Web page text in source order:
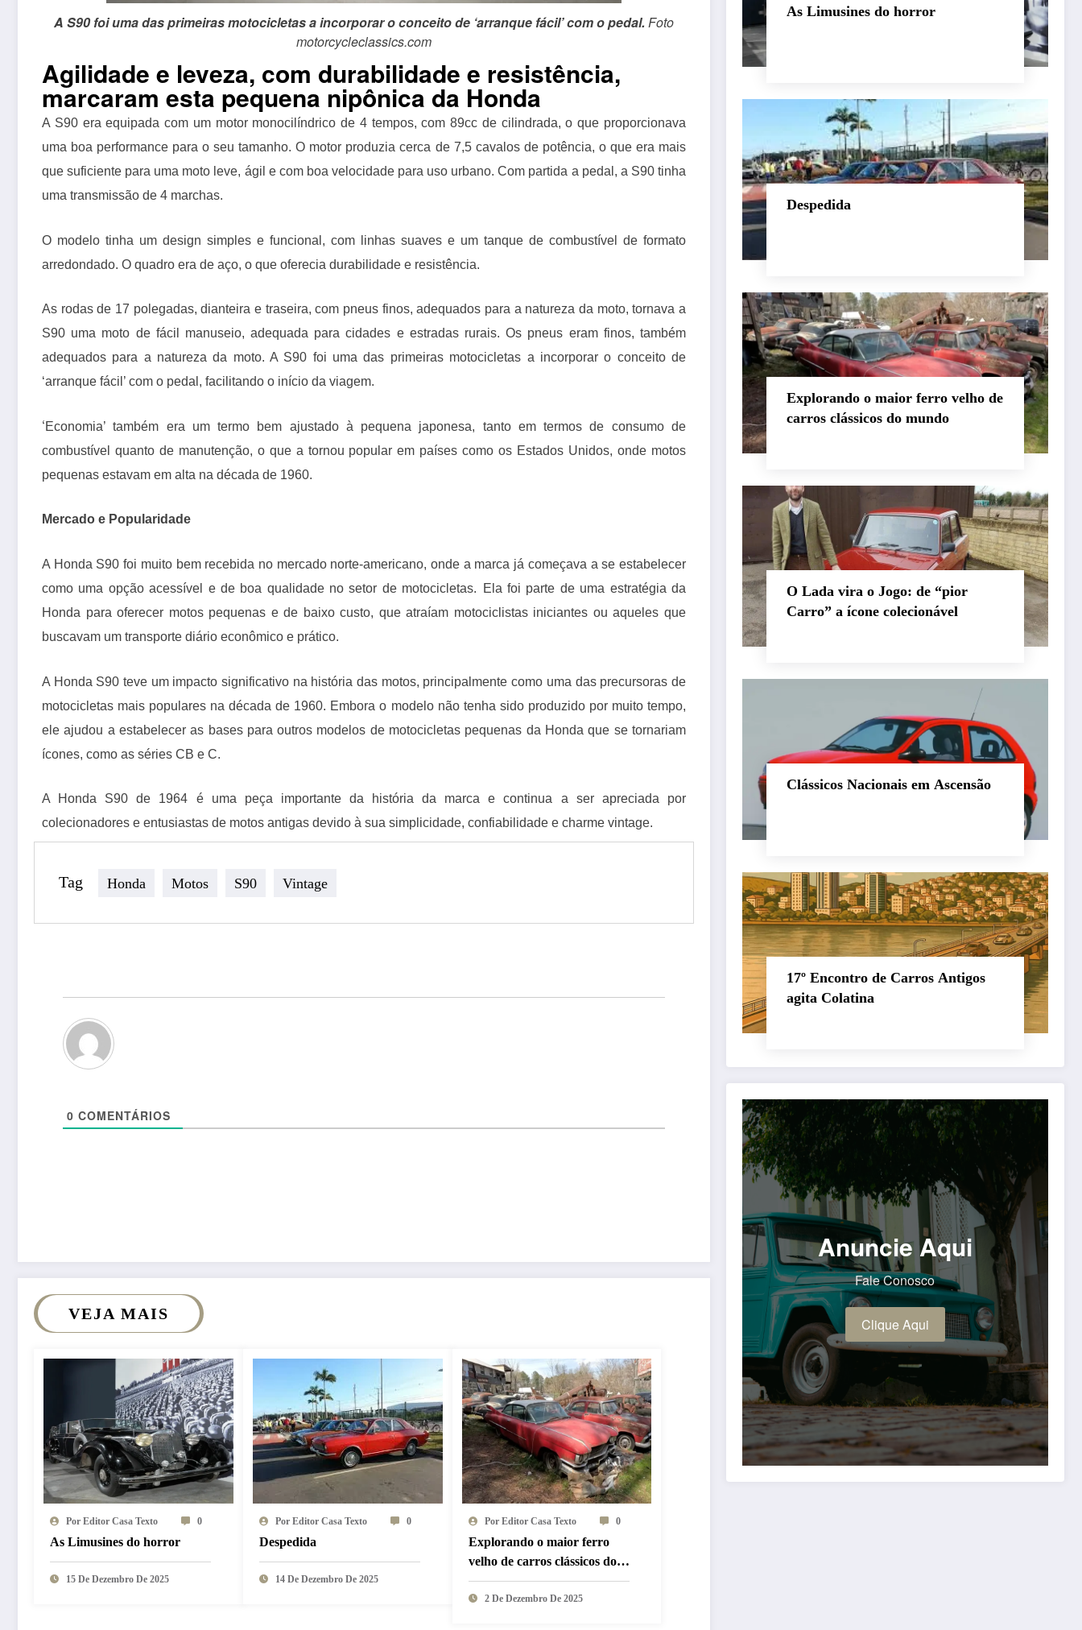
A S90 foi uma das primeiras motocicletas a incorporar o conceito de ‘arranque fácil’ com o pedal. Foto
motorcycleclassics.com
Agilidade e leveza, com durabilidade e resistência,
marcaram esta pequena nipônica da Honda
A S90 era equipada com um motor monocilíndrico de 4 tempos, com 89cc de cilindrada, o que proporcionava
uma boa performance para o seu tamanho. O motor produzia cerca de 7,5 cavalos de potência, o que era mais
que suficiente para uma moto leve, ágil e com boa velocidade para uso urbano. Com partida a pedal, a S90 tinha
uma transmissão de 4 marchas.
O modelo tinha um design simples e funcional, com linhas suaves e um tanque de combustível de formato
arredondado. O quadro era de aço, o que oferecia durabilidade e resistência.
As rodas de 17 polegadas, dianteira e traseira, com pneus finos, adequados para a natureza da moto, tornava a
S90 uma moto de fácil manuseio, adequada para cidades e estradas rurais. Os pneus eram finos, também
adequados para a natureza da moto. A S90 foi uma das primeiras motocicletas a incorporar o conceito de
‘arranque fácil’ com o pedal, facilitando o início da viagem.
‘Economia’ também era um termo bem ajustado à pequena japonesa, tanto em termos de consumo de
combustível quanto de manutenção, o que a tornou popular em países como os Estados Unidos, onde motos
pequenas estavam em alta na década de 1960.
Mercado e Popularidade
A Honda S90 foi muito bem recebida no mercado norte-americano, onde a marca já começava a se estabelecer
como uma opção acessível e de boa qualidade no setor de motocicletas.
Ela foi parte de uma estratégia da
Honda para oferecer motos pequenas e de baixo custo, que atraíam motociclistas iniciantes ou aqueles que
buscavam um transporte diário econômico e prático.
A Honda S90 teve um impacto significativo na história das motos, principalmente como uma das precursoras de
motocicletas mais populares na década de 1960. Embora o modelo não tenha sido produzido por muito tempo,
ele ajudou a estabelecer as bases para outros modelos de motocicletas pequenas da Honda que se tornariam
ícones, como as séries CB e C.
A Honda S90 de 1964 é uma peça importante da história da marca e continua a ser apreciada por
colecionadores e entusiastas de motos antigas devido à sua simplicidade, confiabilidade e charme vintage.
Tag Honda Motos S90 Vintage
0 COMENTÁRIOS
VEJA MAIS
Por Editor Casa Texto 0
As Limusines do horror
15 De Dezembro De 2025
Por Editor Casa Texto 0
Despedida
14 De Dezembro De 2025
Por Editor Casa Texto 0
Explorando o maior ferro
velho de carros clássicos do
mundo
2 De Dezembro De 2025
As Limusines do horror
Despedida
Explorando o maior ferro velho de
carros clássicos do mundo
O Lada vira o Jogo: de “pior
Carro” a ícone colecionável
Clássicos Nacionais em Ascensão
17º Encontro de Carros Antigos
agita Colatina
Anuncie Aqui
Fale Conosco
Clique Aqui